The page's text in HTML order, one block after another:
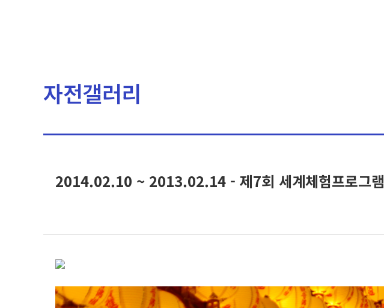
자전갤러리
2014.02.10 ~ 2013.02.14 - 제7회 세계체험프로그램